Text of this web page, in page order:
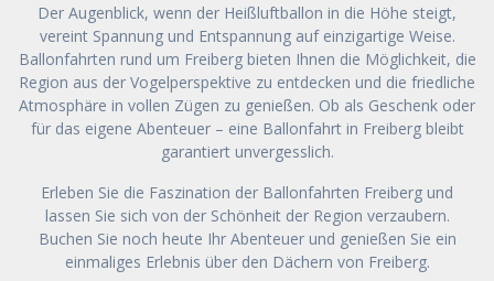
Der Augenblick, wenn der Heißluftballon in die Höhe steigt,
vereint Spannung und Entspannung auf einzigartige Weise.
Ballonfahrten rund um Freiberg bieten Ihnen die Möglichkeit, die
Region aus der Vogelperspektive zu entdecken und die friedliche
Atmosphäre in vollen Zügen zu genießen. Ob als Geschenk oder
für das eigene Abenteuer – eine Ballonfahrt in Freiberg bleibt
garantiert unvergesslich.
Erleben Sie die Faszination der Ballonfahrten Freiberg und
lassen Sie sich von der Schönheit der Region verzaubern.
Buchen Sie noch heute Ihr Abenteuer und genießen Sie ein
einmaliges Erlebnis über den Dächern von Freiberg.